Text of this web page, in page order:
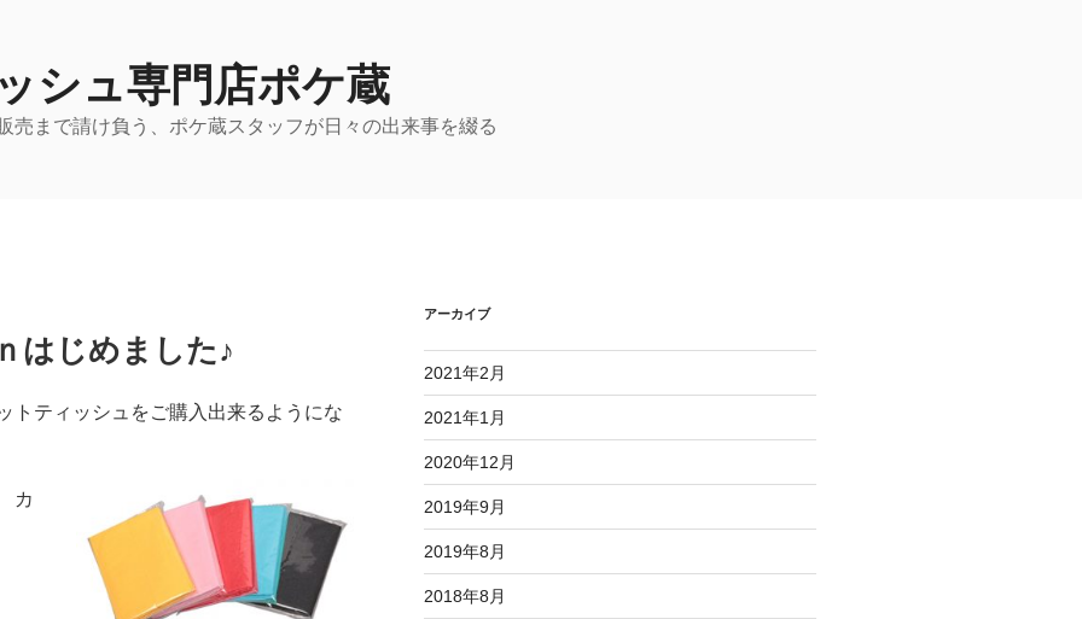
シュ専門店ポケ蔵
売まで請け負う、ポケ蔵スタッフが日々の出来事を綴る
はじめました♪
トティッシュをご購入出来るようにな
カ
アーカイブ
2021年2月
2021年1月
2020年12月
2019年9月
2019年8月
2018年8月